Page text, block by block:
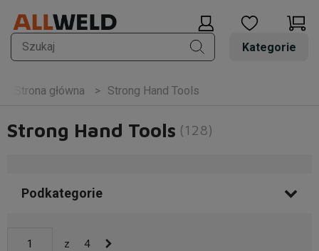
Kategorie
Strona główna Strong Hand Tools
Strong Hand Tools (128)
Podkategorie
z 4